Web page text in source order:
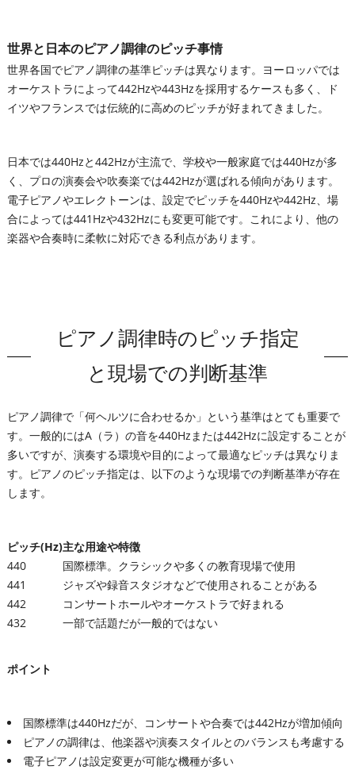
世界と日本のピアノ調律のピッチ事情
世界各国でピアノ調律の基準ピッチは異なります。ヨーロッパでは
オーケストラによって442Hzや443Hzを採用するケースも多く、ド
イツやフランスでは伝統的に高めのピッチが好まれてきました。
日本では440Hzと442Hzが主流で、学校や一般家庭では440Hzが多
く、プロの演奏会や吹奏楽では442Hzが選ばれる傾向があります。
電子ピアノやエレクトーンは、設定でピッチを440Hzや442Hz、場
合によっては441Hzや432Hzにも変更可能です。これにより、他の
楽器や合奏時に柔軟に対応できる利点があります。
ピアノ調律時のピッチ指定
と現場での判断基準
ピアノ調律で「何ヘルツに合わせるか」という基準はとても重要で
す。一般的にはA（ラ）の音を440Hzまたは442Hzに設定することが
多いですが、演奏する環境や目的によって最適なピッチは異なりま
す。ピアノのピッチ指定は、以下のような現場での判断基準が存在
します。
ピッチ(Hz)主な用途や特徴
440
国際標準。クラシックや多くの教育現場で使用
441
ジャズや録音スタジオなどで使用されることがある
442
コンサートホールやオーケストラで好まれる
432
一部で話題だが一般的ではない
ポイント
国際標準は440Hzだが、コンサートや合奏では442Hzが増加傾向
ピアノの調律は、他楽器や演奏スタイルとのバランスも考慮する
電子ピアノは設定変更が可能な機種が多い